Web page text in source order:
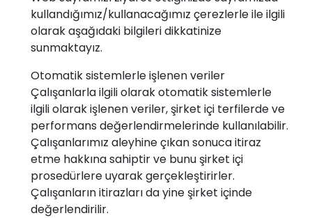
kullandığımız/kullanacağımız çerezlerle ile ilgili
olarak aşağıdaki bilgileri dikkatinize
sunmaktayız.
Otomatik sistemlerle işlenen veriler
Çalışanlarla ilgili olarak otomatik sistemlerle
ilgili olarak işlenen veriler, şirket içi terfilerde ve
performans değerlendirmelerinde kullanılabilir.
Çalışanlarımız aleyhine çıkan sonuca itiraz
etme hakkına sahiptir ve bunu şirket içi
prosedürlere uyarak gerçekleştirirler.
Çalışanların itirazları da yine şirket içinde
değerlendirilir.